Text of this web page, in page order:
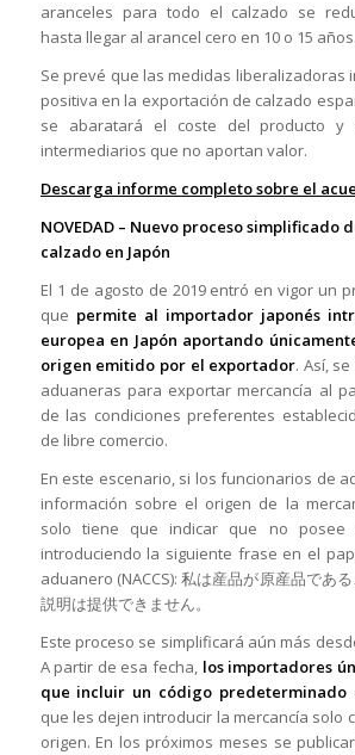
aranceles para todo el calzado se
hasta llegar al arancel cero en 10 o 15 años.
Se prevé que las medidas liberalizadoras
positiva en la exportación de calzado
se abaratará el coste del producto y
intermediarios que no aportan valor.
Descarga informe completo sobre el
NOVEDAD – Nuevo proceso simplificado
calzado en Japón
El 1 de agosto de 2019 entró en vigor un
que permite al importador japonés
europea en Japón aportando
origen emitido por el exportador. Así,
aduaneras para exportar mercancía al
de las condiciones preferentes
de libre comercio.
En este escenario, si los funcionarios de
información sobre el origen de la
solo tiene que indicar que no posee
introduciendo la siguiente frase en el
aduanero (NACCS): 私は産品が原産品であ
説明は提供できません。
Este proceso se simplificará aún más
A partir de esa fecha, los importadores
que incluir un código predeterminado
que les dejen introducir la mercancía solo
origen. En los próximos meses se